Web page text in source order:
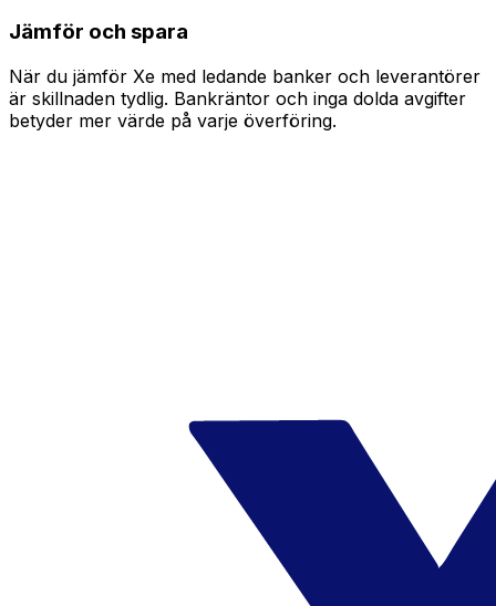
Jämför och spara
När du jämför Xe med ledande banker och leverantörer
är skillnaden tydlig. Bankräntor och inga dolda avgifter
betyder mer värde på varje överföring.